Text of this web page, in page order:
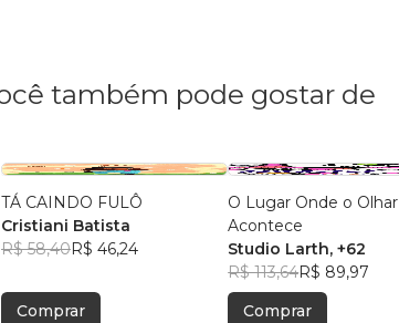
também pode gostar de
TÁ CAINDO FULÔ
Cristiani Batista
R$ 58,40R$ 46,24
Comprar
O Lugar Onde o Olhar
Acontece
Studio Larth, +62
R$ 113,64R$ 89,97
Comprar